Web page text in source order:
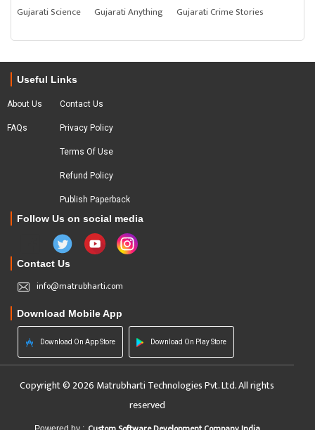
Gujarati Science
Gujarati Anything Gujarati Crime Stories
Useful Links
About Us
FAQs
Contact Us
Privacy Policy
Terms Of Use
Refund Policy
Publish Paperback
Follow Us on social media
Contact Us
info@matrubharti.com
Download Mobile App
Download On App Store Download On Play Store
Copyright © 2026 Matrubharti Technologies Pvt. Ltd. All rights
reserved